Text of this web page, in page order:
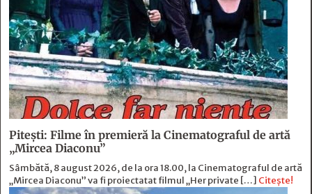
Pitești: Filme în premieră la Cinematograful de artă
„Mircea Diaconu”
Sâmbătă, 8 august 2026, de la ora 18.00, la Cinematograful de artă
„Mircea Diaconu” va fi proiectatat filmul „Her private […] Citește!